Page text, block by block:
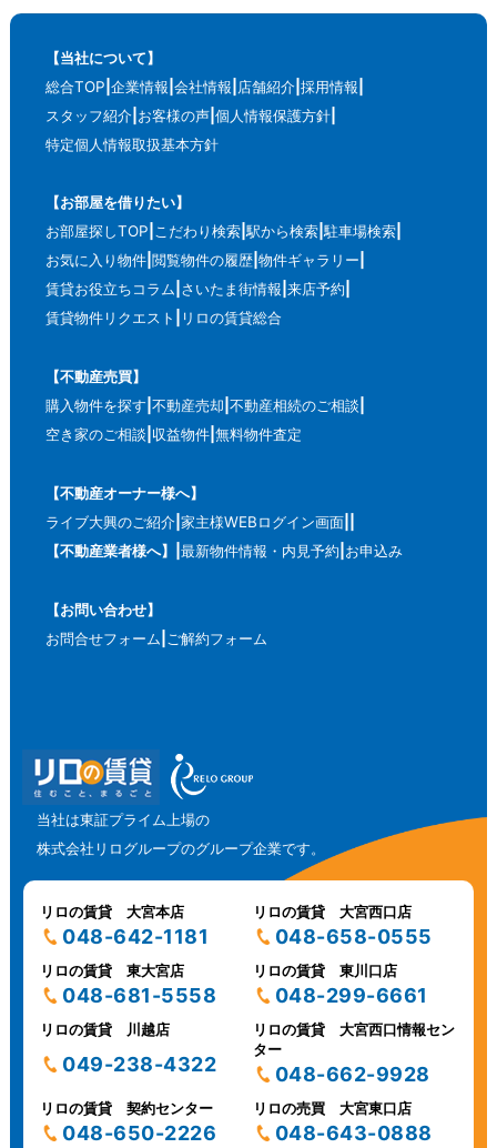
【当社について】
総合TOP 企業情報 会社情報 店舗紹介 採用情報
スタッフ紹介 お客様の声 個人情報保護方針
特定個人情報取扱基本方針
【お部屋を借りたい】
お部屋探しTOP こだわり検索 駅から検索 駐車場検索
お気に入り物件 閲覧物件の履歴 物件ギャラリー
賃貸お役立ちコラム さいたま街情報 来店予約
賃貸物件リクエスト
リロの賃貸総合
【不動産売買】
購入物件を探す 不動産売却 不動産相続のご相談
空き家のご相談 収益物件 無料物件査定
【不動産オーナー様へ】
ライブ大興のご紹介 家主様WEBログイン画面
【不動産業者様へ】
最新物件情報・内見予約 お申込み
【お問い合わせ】
お問合せフォーム ご解約フォーム
当社は東証プライム上場の
株式会社リログループのグループ企業です。
リロの賃貸 大宮本店
048-642-1181
リロの賃貸 大宮西口店
048-658-0555
リロの賃貸 東大宮店
048-681-5558
リロの賃貸 東川口店
048-299-6661
リロの賃貸 川越店
049-238-4322
リロの賃貸 大宮西口情報セン
ター
048-662-9928
リロの賃貸 契約センター
048-650-2226
リロの売買 大宮東口店
048-643-0888